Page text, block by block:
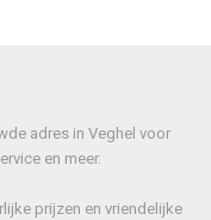
adres in Veghel voor
en meer.
prijzen en vriendelijke